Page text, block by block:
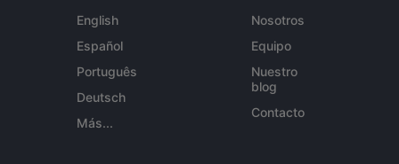
English
Español
Português
Deutsch
Más...
Nosotros
Equipo
Nuestro
blog
Contacto